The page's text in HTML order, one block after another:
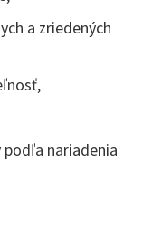
a zriedených
nariadenia